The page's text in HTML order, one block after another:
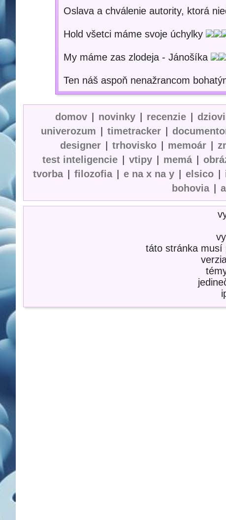
Oslava a chválenie autority, ktorá
Hold všetci máme svoje úchylky
My máme zas zlodeja - Jánošíka
Ten náš aspoň nenažrancom
domov novinky recenzie
univerozum
timetracker
designer
trhovisko memoár
test inteligencie
vtipy memá
tvorba
filozofia e na x na y elsico
bohovia
táto stránka musí